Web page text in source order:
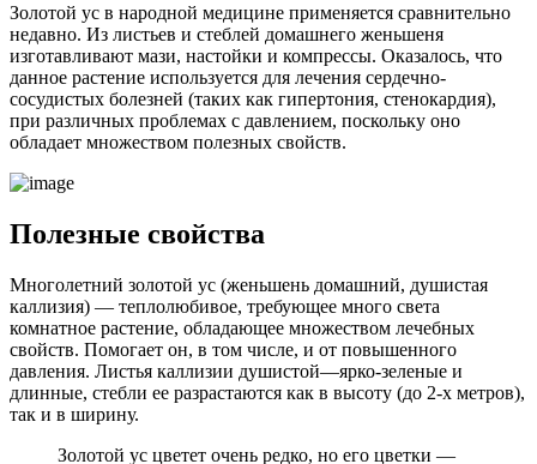
Золотой ус в народной медицине применяется сравнительно
недавно. Из листьев и стеблей домашнего женьшеня
изготавливают мази, настойки и компрессы. Оказалось, что
данное растение используется для лечения сердечно-
сосудистых болезней (таких как гипертония, стенокардия),
при различных проблемах с давлением, поскольку оно
обладает множеством полезных свойств.
Полезные свойства
Многолетний золотой ус (женьшень домашний, душистая
каллизия) — теплолюбивое, требующее много света
комнатное растение, обладающее множеством лечебных
свойств. Помогает он, в том числе, и от повышенного
давления. Листья каллизии душистой—ярко-зеленые и
длинные, стебли ее разрастаются как в высоту (до 2-х метров),
так и в ширину.
Золотой ус цветет очень редко, но его цветки —